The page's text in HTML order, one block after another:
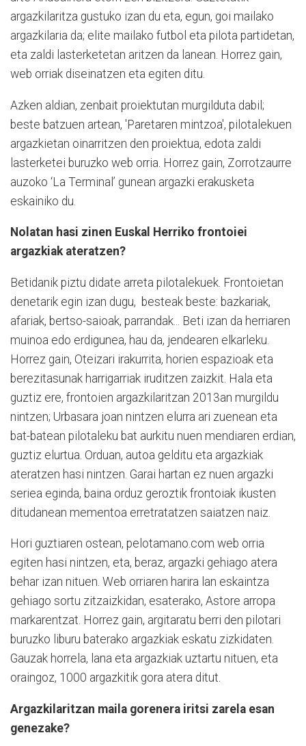
argazkilaritza gustuko izan du eta, egun, goi mailako
argazkilaria da; elite mailako futbol eta pilota partidetan,
eta zaldi lasterketetan aritzen da lanean. Horrez gain,
web orriak diseinatzen eta egiten ditu.
Azken aldian, zenbait proiektutan murgilduta dabil;
beste batzuen artean, 'Paretaren mintzoa', pilotalekuen
argazkietan oinarritzen den proiektua, edota zaldi
lasterketei buruzko web orria. Horrez gain, Zorrotzaurre
auzoko ‘La Terminal’ gunean argazki erakusketa
eskainiko du.
Nolatan hasi zinen Euskal Herriko frontoiei
argazkiak ateratzen?
Betidanik piztu didate arreta pilotalekuek. Frontoietan
denetarik egin izan dugu, besteak beste: bazkariak,
afariak, bertso-saioak, parrandak... Beti izan da herriaren
muinoa edo erdigunea, hau da, jendearen elkarleku.
Horrez gain, Oteizari irakurrita, horien espazioak eta
berezitasunak harrigarriak iruditzen zaizkit. Hala eta
guztiz ere, frontoien argazkilaritzan 2013an murgildu
nintzen; Urbasara joan nintzen elurra ari zuenean eta
bat-batean pilotaleku bat aurkitu nuen mendiaren erdian,
guztiz elurtua. Orduan, autoa gelditu eta argazkiak
ateratzen hasi nintzen. Garai hartan ez nuen argazki
seriea eginda, baina orduz geroztik frontoiak ikusten
ditudanean mementoa erretratatzen saiatzen naiz.
Hori guztiaren ostean, pelotamano.com web orria
egiten hasi nintzen, eta, beraz, argazki gehiago atera
behar izan nituen. Web orriaren harira lan eskaintza
gehiago sortu zitzaizkidan, esaterako, Astore arropa
markarentzat. Horrez gain, argitaratu berri den pilotari
buruzko liburu baterako argazkiak eskatu zizkidaten.
Gauzak horrela, lana eta argazkiak uztartu nituen, eta
oraingoz, 1000 argazkitik gora atera ditut.
Argazkilaritzan maila gorenera iritsi zarela esan
genezake?